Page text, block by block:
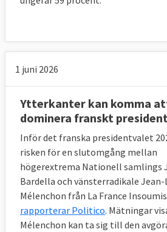
1 juni 2026
Ytterkanter kan komma
dominera franskt
Inför det franska presidentvalet
risken för en slutomgång mellan
högerextrema Nationell samlings
Bardella och vänsterradikale Jean-
Mélenchon från La France
rapporterar Politico. Mätningar
Mélenchon kan ta sig till den